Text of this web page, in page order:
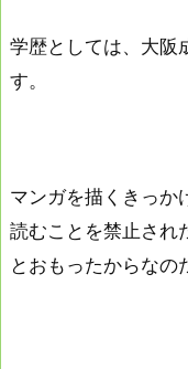
学歴としては、大阪
す。
マンガを描くきっか
読むことを禁止され
とおもったからなの